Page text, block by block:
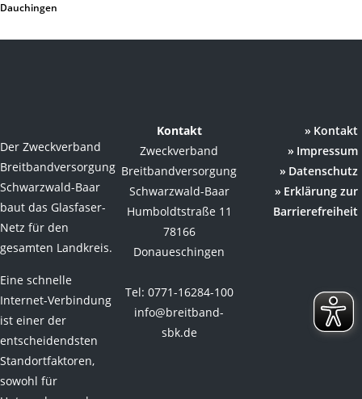
Dauchingen
Der Zweckverband
Breitbandversorgung
Schwarzwald-Baar
baut das Glasfaser-
Netz für den
gesamten Landkreis.
Eine schnelle
Internet-Verbindung
ist einer der
entscheidendsten
Standortfaktoren,
sowohl für
Kontakt
Zweckverband
Breitbandversorgung
Schwarzwald-Baar
Humboldtstraße 11
78166
Donaueschingen
Tel: 0771-16284-100
info@breitband-
sbk.de
Kontakt
Impressum
Datenschutz
Erklärung zur
Barrierefreiheit